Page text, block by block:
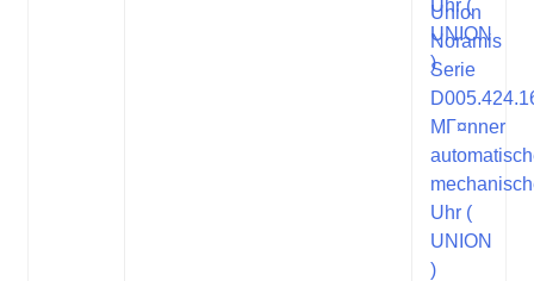
Union
Noramis
Serie
MГ¤nner
Uhr (
UNION
)